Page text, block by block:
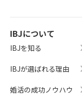
IBJについて
IBJを知る
IBJが選ばれる理由
婚活の成功ノウハウ